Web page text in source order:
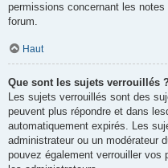
permissions concernant les
forum.
Haut
Que sont les sujets verrouillés
Les sujets verrouillés sont des
peuvent plus répondre et dans
automatiquement expirés. Les
administrateur ou un modérateur
pouvez également verrouiller vos